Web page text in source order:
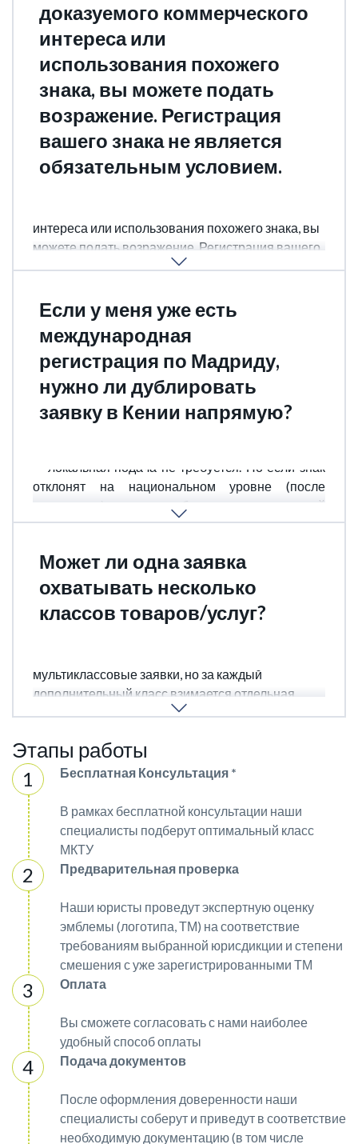
доказуемого коммерческого
интереса или
использования похожего
знака, вы можете подать
возражение. Регистрация
вашего знака не является
обязательным условием.
интереса или использования похожего знака, вы
можете подать возражение. Регистрация вашего
знака не является обязательным условием.
Если у меня уже есть
международная
регистрация по Мадриду,
нужно ли дублировать
заявку в Кении напрямую?
— локальная подача не требуется. Но если знак
отклонят на национальном уровне (после
экспертизы), потребуется локальный
представитель для ответа на возражения.
Может ли одна заявка
охватывать несколько
классов товаров/услуг?
мультиклассовые заявки, но за каждый
дополнительный класс взимается отдельная
Этапы работы
Бесплатная Консультация *
В рамках бесплатной консультации наши
специалисты подберут оптимальный класс
МКТУ
Предварительная проверка
Наши юристы проведут экспертную оценку
эмблемы (логотипа, ТМ) на соответствие
требованиям выбранной юрисдикции и степени
смешения с уже зарегистрированными ТМ
Оплата
Вы сможете согласовать с нами наиболее
удобный способ оплаты
Подача документов
После оформления доверенности наши
специалисты соберут и приведут в соответствие
необходимую документацию (в том числе